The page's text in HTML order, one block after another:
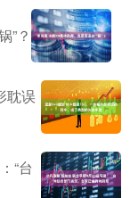
”？
耽误
“台